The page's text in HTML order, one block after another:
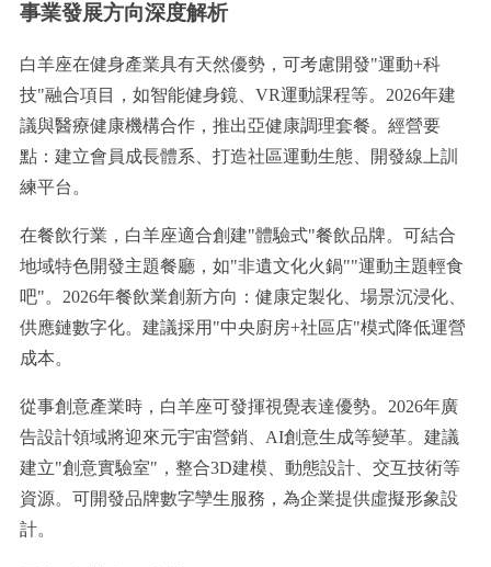
事業發展方向深度解析
白羊座在健身產業具有天然優勢，可考慮開發"運動+科
技"融合項目，如智能健身鏡、VR運動課程等。2026年建
議與醫療健康機構合作，推出亞健康調理套餐。經營要
點：建立會員成長體系、打造社區運動生態、開發線上訓
練平台。
在餐飲行業，白羊座適合創建"體驗式"餐飲品牌。可結合
地域特色開發主題餐廳，如"非遺文化火鍋""運動主題輕食
吧"。2026年餐飲業創新方向：健康定製化、場景沉浸化、
供應鏈數字化。建議採用"中央廚房+社區店"模式降低運營
成本。
從事創意產業時，白羊座可發揮視覺表達優勢。2026年廣
告設計領域將迎來元宇宙營銷、AI創意生成等變革。建議
建立"創意實驗室"，整合3D建模、動態設計、交互技術等
資源。可開發品牌數字孿生服務，為企業提供虛擬形象設
計。